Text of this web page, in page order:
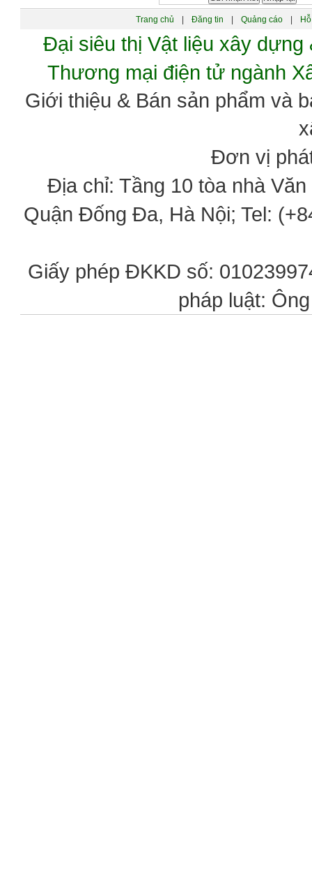
Trang chủ Đăng tin Quảng cáo
Đại siêu thị Vật liệu xây
Thương mại điện tử ngành
Giới thiệu & Bán sản phẩm và
Đơn vị
Địa chỉ: Tầng 10 tòa nhà
Quận Đống Đa, Hà Nội; Tel:
Giấy phép ĐKKD số:
pháp luật: